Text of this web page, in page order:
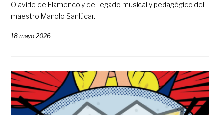
Olavide de Flamenco y del legado musical y pedagógico del
maestro Manolo Sanlúcar.
18 mayo 2026